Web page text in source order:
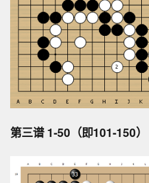
第三谱 1-50（即101-150）